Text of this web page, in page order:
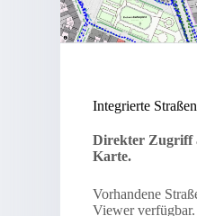
Integrierte
Direkter Zugriff
Karte.
Vorhandene
Viewer